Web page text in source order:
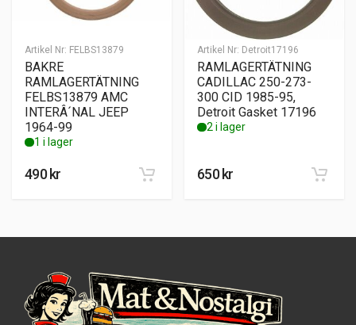
Artikel Nr: FELBS13879
BAKRE
RAMLAGERTÄTNING
FELBS13879 AMC
INTERÂ´NAL JEEP
1964-99
1 i lager
490 kr
Artikel Nr: Detroit17196
RAMLAGERTÄTNING
CADILLAC 250-273-
300 CID 1985-95,
Detroit Gasket 17196
2 i lager
650 kr